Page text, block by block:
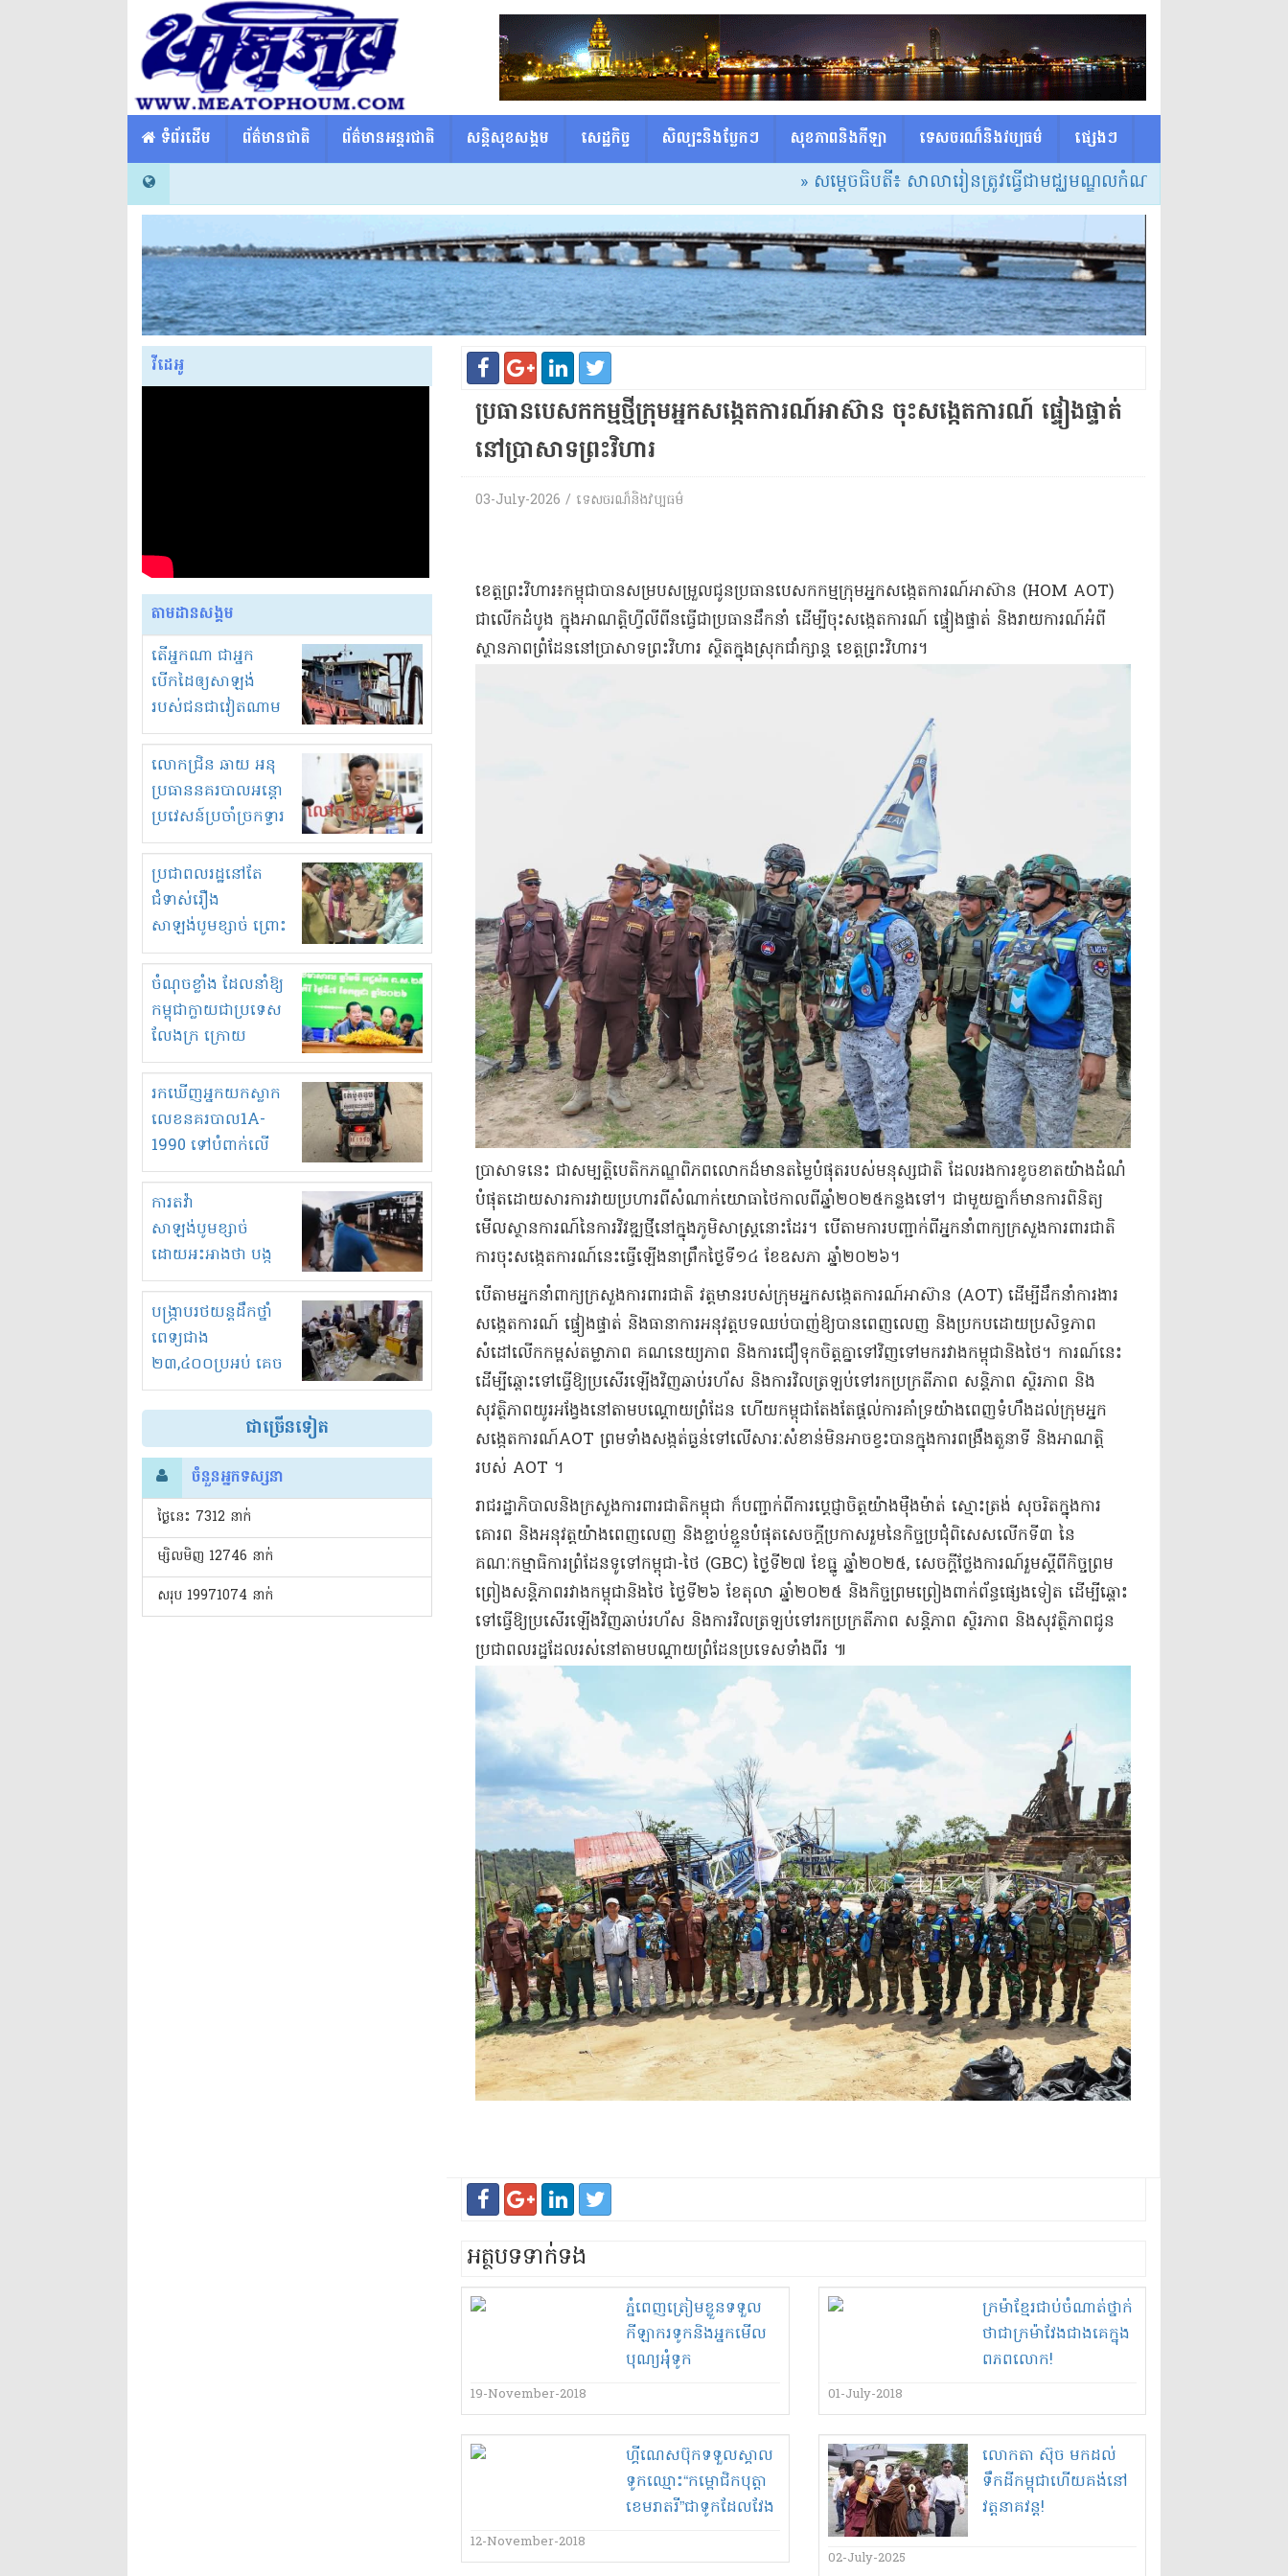
​​ ទំព័រដើម ព័ត៌មានជាតិ ព័ត៌មានអន្តរជាតិ សន្តិសុខសង្គម សេដ្ឋកិច្ច សិល្បះនិងប្លែកៗ សុខភាពនិងកីឡា ទេសចរណ៏និងវប្បធម៌ ផ្សេង​ៗ
» សម្ដេចធិបតី៖ សាលារៀនត្រូវធ្វើជាមជ្ឈមណ្ឌលកំណត់វិធីសាស្ត្របង្រៀន
វីដេអូ
តាមដានសង្គម
តើអ្នកណា ជាអ្នក
បើកដៃឲ្យសាឡង់
របស់ជនជាវៀតណាម
ចូល មកខុស
ច្បាប់លួចបូមខ្សាច់នៅ
ក្នុងប្រទេសកម្ពុជា
លោកជ្រិន ឆាយ អនុ
ប្រធាននគរបាលអន្តោ
ប្រវេសន៍ប្រចាំច្រកទ្វារ
ព្រំដែនភ្នំឌិន និងឈ្មួញ
មួយចំនួនទៀត
កំពង់តែគុបគិតគ្នា
ធ្វើសកម្មភាពរកស៊ីនិង
ស្តុកទំនិញគេចពន្ធ?
ប្រជាពលរដ្ឋនៅតែ
ជំទាស់រឿង
សាឡង់បូមខ្សាច់ ព្រោះ
ខ្លាចបាក់ច្រាំងទៀត!
ចំណុចខ្លាំង ដែលនាំឱ្យ
កម្ពុជាក្លាយជាប្រទេស
លែងក្រ ក្រោយ
ឆ្នាំ២០៣០
រកឃើញអ្នកយកស្លាក
លេខនគរបាល1A-
1990 ទៅបំពាក់លើ
ម៉ូតូរបស់ខ្លួន ដាកផ្លាក
រត់ឌុបហើយ
ការតវ៉ា
សាឡង់បូមខ្សាច់
ដោយអះអាងថា បង្ក
បាក់ច្រាំងទន្លេ និង
រំខានទាំងយប់ទាំងថ្ងៃ
បង្ក្រាបរថយន្តដឹកថ្នាំ
ពេទ្យជាង
២៣,៤០០ប្រអប់ គេច
ពន្ធនិងអត់ច្បាប់នាំ
ចូល!?
ជាច្រើនទៀត
ចំនួនអ្នកទស្សនា
ថ្ងៃនេះ​ 7312 នាក់
ម្សិលមិញ 12746 នាក់
សរុប 19971074 នាក់
ប្រធានបេសកកម្មថ្មីក្រុមអ្នកសង្កេតការណ៍អាស៊ាន ​ចុះសង្កេតការណ៍ ផ្ទៀងផ្ទាត់
នៅប្រាសាទព្រះវិហារ
03-July-2026 / ទេសចរណ៏និងវប្បធម៌
ខេត្តព្រះវិហារ៖កម្ពុជាបានសម្របសម្រួលជូនប្រធានបេសកកម្មក្រុមអ្នកសង្កេតការណ៍អាស៊ាន (HOM AOT)
ជាលើកដំបូង ក្នុងអាណត្តិហ្វីលីពីនធ្វើជាប្រធានដឹកនាំ ដើម្បីចុះសង្កេតការណ៍ ផ្ទៀងផ្ទាត់ និងរាយការណ៍អំពី
ស្ថានភាពព្រំដែននៅប្រាសាទព្រះវិហារ ស្ថិតក្នុងស្រុកជាំក្សាន្ត ខេត្តព្រះវិហារ។
ប្រាសាទនេះ ជាសម្បត្តិបេតិកភណ្ឌពិភពលោកដ៏មានតម្លៃបំផុតរបស់មនុស្សជាតិ ដែលរងការខូចខាតយ៉ាងដំណំ
បំផុតដោយសារការវាយប្រហារពីសំណាក់យោធាថៃកាលពីឆ្នាំ២០២៥កន្លងទៅ។ ជាមួយគ្នាក៏មានការពិនិត្យ
មើលស្ថានការណ៍នៃការវិវឌ្ឍថ្មីនៅក្នុងភូមិសាស្រ្តនោះដែរ។ បើតាមការបញ្ជាក់ពីអ្នកនាំពាក្យក្រសួងការពារជាតិ
ការចុះសង្កេតការណ៍នេះធ្វើឡើងនាព្រឹកថ្ងៃទី១៤ ខែឧសភា ឆ្នាំ២០២៦។
បើតាមអ្នកនាំពាក្យក្រសួងការពារជាតិ វត្តមានរបស់ក្រុមអ្នកសង្កេតការណ៍អាស៊ាន (AOT) ដើម្បីដឹកនាំការងារ
សង្កេតការណ៍ ផ្ទៀងផ្ទាត់ និងធានាការអនុវត្តបទឈប់បាញ់ឱ្យបានពេញលេញ និងប្រកបដោយប្រសិទ្ធភាព
សំដៅលើកកម្ពស់តម្លាភាព គណនេយ្យភាព និងការជឿទុកចិត្តគ្នាទៅវិញទៅមករវាងកម្ពុជានិងថៃ។ ការណ៍នេះ
ដើម្បីឆ្ពោះទៅធ្វើឱ្យប្រសើរឡើងវិញឆាប់រហ័ស និងការវិលត្រឡប់ទៅរកប្រក្រតីភាព សន្តិភាព ស្ថិរភាព និង
សុវត្ថិភាពយូរអង្វែងនៅតាមបណ្តោយព្រំដែន ហើយកម្ពុជាតែងតែផ្តល់ការគាំទ្រយ៉ាងពេញទំហឹងដល់ក្រុមអ្នក
សង្កេតការណ៍AOT ព្រមទាំងសង្កត់ធ្ងន់ទៅលើសារៈសំខាន់មិនអាចខ្វះបានក្នុងការពង្រឹងតួនាទី និងអាណត្តិ
របស់ AOT ។
រាជរដ្ឋាភិបាលនិងក្រសួងការពារជាតិកម្ពុជា ក៏បញ្ជាក់ពីការប្តេជ្ញាចិត្តយ៉ាងម៉ឺងម៉ាត់ ស្មោះត្រង់ សុចរិតក្នុងការ
គោរព និងអនុវត្តយ៉ាងពេញលេញ និងខ្ជាប់ខ្ជួនបំផុតសេចក្តីប្រកាសរួមនៃកិច្ចប្រជុំពិសេសលើកទី៣ នៃ
គណៈកម្មាធិការព្រំដែនទូទៅកម្ពុជា-ថៃ (GBC) ថ្ងៃទី២៧ ខែធ្នូ ឆ្នាំ២០២៥, សេចក្តីថ្លែងការណ៍រួមស្តីពីកិច្ចព្រម
ព្រៀងសន្តិភាពរវាងកម្ពុជានិងថៃ ថ្ងៃទី២៦ ខែតុលា ឆ្នាំ២០២៥ និងកិច្ចព្រមព្រៀងពាក់ព័ន្ធផ្សេងទៀត ដើម្បីឆ្ពោះ
ទៅធ្វើឱ្យប្រសើរឡើងវិញឆាប់រហ័ស និងការវិលត្រឡប់ទៅរកប្រក្រតីភាព សន្តិភាព ស្ថិរភាព និងសុវត្ថិភាពជូន
ប្រជាពលរដ្ឋដែលរស់នៅតាមបណ្តាយព្រំដែនប្រទេសទាំងពីរ ៕
អត្ថបទទាក់ទង
ភ្នំពេញ​ត្រៀមខ្លួន​ទទួល​
កីឡាករ​ទូក​និង​អ្នកមើល​
បុណ្យអុំទូក​
19-November-2018
ក្រ​ម៉ា​ខ្មែរ​ជាប់​ចំណាត់ថ្នាក់​
ថា​ជា​ក្រ​ម៉ា​វែង​ជាងគេ​ក្នុង​
ព​ភព​លោក​!
01-July-2018
ហ្គី​ណេ​ស​ប៊ុ​ក​ទទួលស្គាល​
ទូក​ឈ្មោះ​“​កម្ពោជិក​បុត្តា​
ខេមរា​តរី​”​ជា​ទូក​ដែល​វែង​
12-November-2018
លោកតា ស៊ុ​ច មកដល់​
ទឹកដី​កម្ពុជា​ហើយ​គង់នៅ​
វត្ត​នាគ​វន្ត​!
02-July-2025